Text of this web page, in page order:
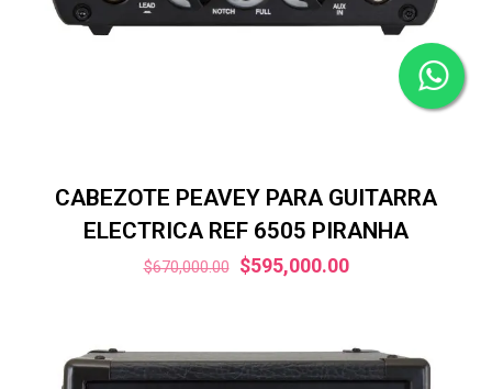
CABEZOTE PEAVEY PARA GUITARRA
ELECTRICA REF 6505 PIRANHA
$670,000.00
El
era:
$670,000.00.
$595,000.00El
es:
$595,000.00.